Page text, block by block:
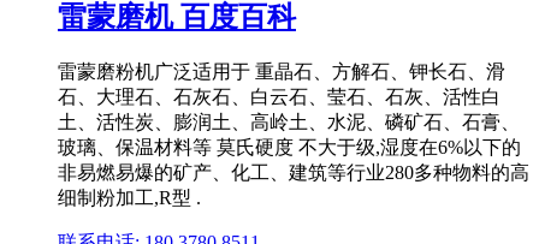
雷蒙磨机 百度百科
雷蒙磨粉机广泛适用于 重晶石、方解石、钾长石、滑
石、大理石、石灰石、白云石、莹石、石灰、活性白
土、活性炭、膨润土、高岭土、水泥、磷矿石、石膏、
玻璃、保温材料等 莫氏硬度 不大于级,湿度在6%以下的
非易燃易爆的矿产、化工、建筑等行业280多种物料的高
细制粉加工,R型 .